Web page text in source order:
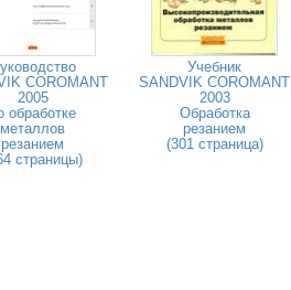
COROMANT
2005
обработке
металлов
резанием
страницы)
Учебник
SANDVIK COROMANT
2003
Обработка
резанием
(301 страница)